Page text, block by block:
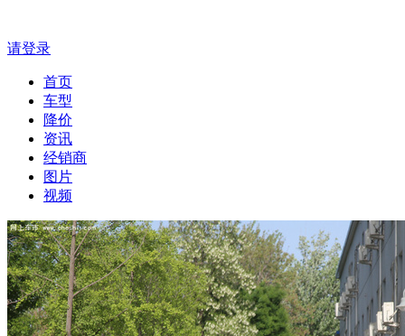
请登录
首页
车型
降价
资讯
经销商
图片
视频